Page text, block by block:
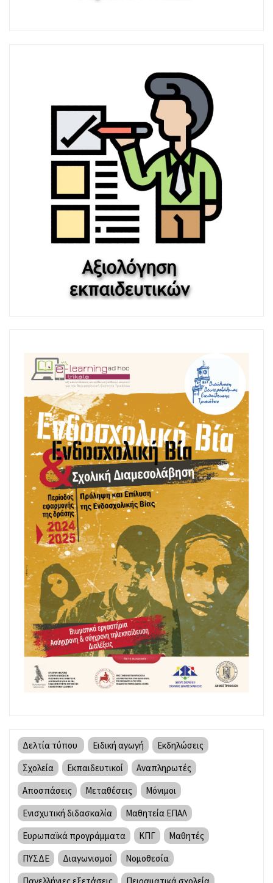
Δελτία τύπου Ειδική αγωγή
Εκδηλώσεις
Σχολεία
Εκπαιδευτικοί
Αναπληρωτές
Αποσπάσεις
Μεταθέσεις
Μόνιμοι
Ενισχυτική διδασκαλία
Μαθητεία ΕΠΑΛ
Ευρωπαϊκά προγράμματα
ΚΠΓ
Μαθητές
ΠΥΣΔΕ
Διαγωνισμοί
Νομοθεσία